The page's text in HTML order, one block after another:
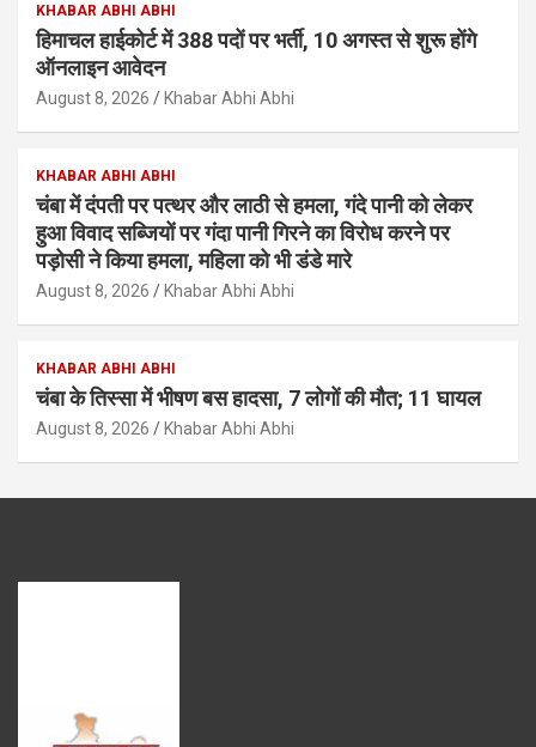
KHABAR ABHI ABHI
हिमाचल हाईकोर्ट में 388 पदों पर भर्ती, 10 अगस्त से शुरू होंगे
ऑनलाइन आवेदन
August 8, 2026 Khabar Abhi Abhi
KHABAR ABHI ABHI
चंबा में दंपती पर पत्थर और लाठी से हमला, गंदे पानी को लेकर
हुआ विवाद सब्जियों पर गंदा पानी गिरने का विरोध करने पर
पड़ोसी ने किया हमला, महिला को भी डंडे मारे
August 8, 2026 Khabar Abhi Abhi
KHABAR ABHI ABHI
चंबा के तिस्सा में भीषण बस हादसा, 7 लोगों की मौत; 11 घायल
August 8, 2026 Khabar Abhi Abhi